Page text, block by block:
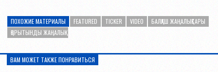
ПОХОЖИЕ МАТЕРИАЛЫ FEATURED TICKER VIDEO
БАЛҚАШ ЖАҢАЛЫҚТАРЫ
ҚОРЫТЫНДЫ ЖАҢАЛЫҚ
ВАМ МОЖЕТ ТАКЖЕ ПОНРАВИТЬСЯ